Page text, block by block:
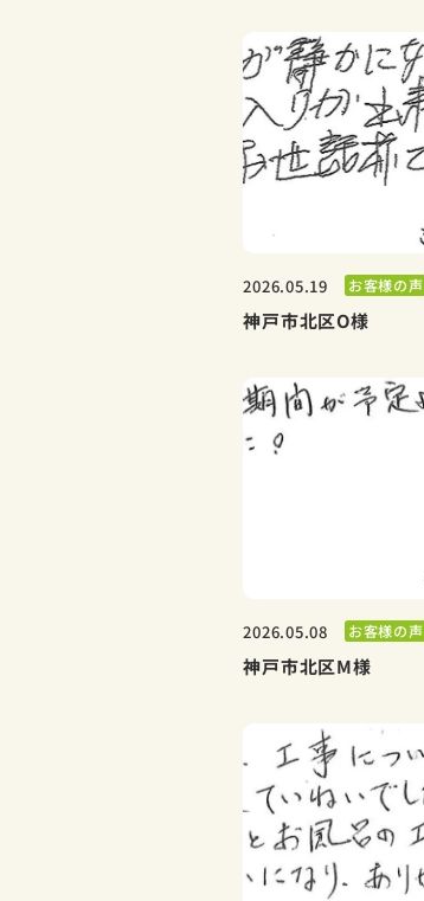
2026.05.19 お客様の声
神戸市北区O様
2026.05.08 お客様の声
神戸市北区M様